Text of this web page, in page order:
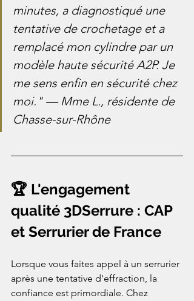
minutes, a diagnostiqué une
tentative de crochetage et a
remplacé mon cylindre par un
modèle haute sécurité A2P. Je
me sens enfin en sécurité chez
moi." — Mme L., résidente de
Chasse-sur-Rhône
🏆 L'engagement
qualité 3DSerrure : CAP
et Serrurier de France
Lorsque vous faites appel à un serrurier
après une tentative d'effraction, la
confiance est primordiale. Chez